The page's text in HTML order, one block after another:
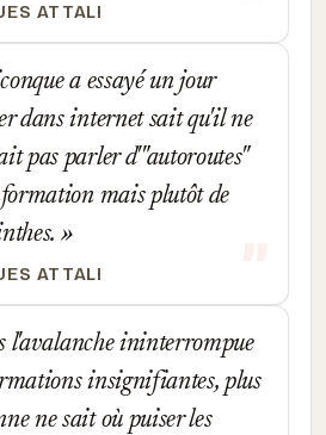
ATTALI
a essayé un jour
dans internet sait qu'il ne
pas parler d'"autoroutes"
mais plutôt de
ATTALI
l'avalanche ininterrompue
insignifiantes, plus
ne sait où puiser les